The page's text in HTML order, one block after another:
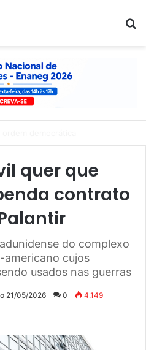
quer que
contrato
do complexo
cujos
usados nas guerras
21/05/2026 0 4.149